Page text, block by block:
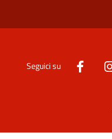
Seguici su